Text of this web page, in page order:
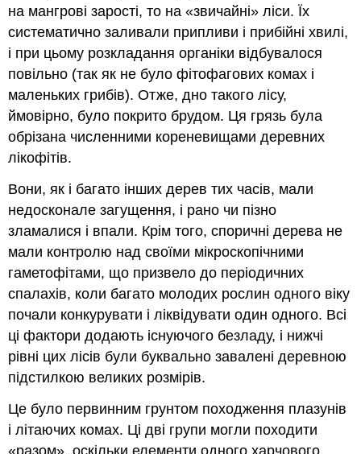
на мангрові зарості, то на «звичайні» ліси. Їх
систематично заливали припливи і прибійні хвилі,
і при цьому розкладання органіки відбувалося
повільно (так як не було фітофагових комах і
маленьких грибів). Отже, дно такого лісу,
ймовірно, було покрито брудом. Ця грязь була
обрізана численними кореневищами деревних
лікофітів.
Вони, як і багато інших дерев тих часів, мали
недосконале загущення, і рано чи пізно
зламалися і впали. Крім того, споричні дерева не
мали контролю над своїми мікроскопічними
гаметофітами, що призвело до періодичних
спалахів, коли багато молодих рослин одного віку
почали конкурувати і ліквідувати один одного. Всі
ці фактори додають існуючого безладу, і нижчі
рівні цих лісів були буквально завалені деревною
підстилкою великих розмірів.
Це було первинним грунтом походження плазунів
і літаючих комах. Ці дві групи могли походити
«разом», оскільки елементи одного харчового